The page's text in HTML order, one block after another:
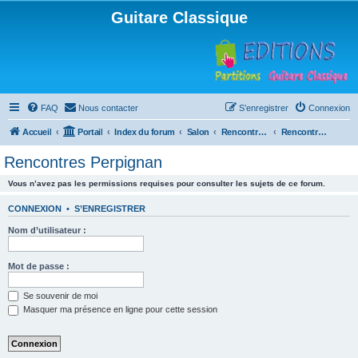
Guitare Classique
FAQ Nous contacter Connexion
S’enregistrer
Accueil Portail Index du forum Salon Rencontres musicales Rencontres Perpignan
Rencontres Perpignan
Vous n’avez pas les permissions requises pour consulter les sujets de ce forum.
CONNEXION • S’ENREGISTRER
Nom d’utilisateur :
Mot de passe :
Se souvenir de moi
Masquer ma présence en ligne pour cette session